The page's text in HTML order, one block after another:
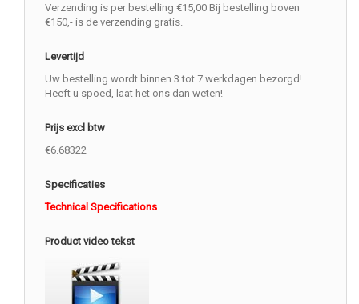
Verzending is per bestelling €15,00 Bij bestelling boven
€150,- is de verzending gratis.
Levertijd
Uw bestelling wordt binnen 3 tot 7 werkdagen bezorgd!
Heeft u spoed, laat het ons dan weten!
Prijs excl btw
€6.68322
Specificaties
Technical Specifications
Product video tekst